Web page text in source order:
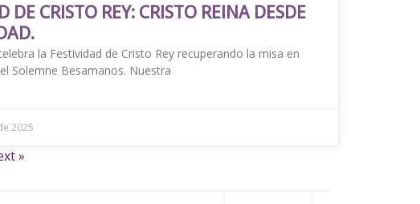
DE CRISTO REY: CRISTO REINA DESDE
la Festividad de Cristo Rey recuperando la misa en
Solemne Besamanos. Nuestra
2025
»